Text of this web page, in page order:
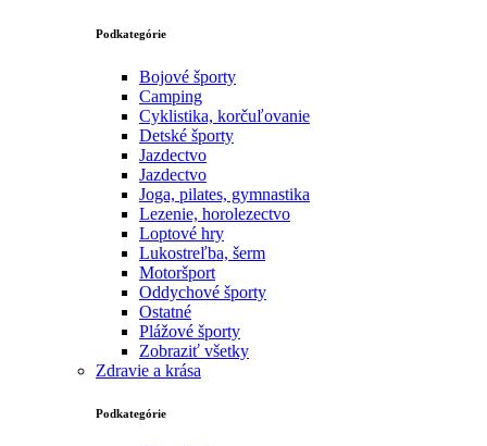
Podkategórie
Bojové športy
Camping
Cyklistika, korčuľovanie
Detské športy
Jazdectvo
Jazdectvo
Joga, pilates, gymnastika
Lezenie, horolezectvo
Loptové hry
Lukostreľba, šerm
Motoršport‎
Oddychové športy
Ostatné
Plážové športy
Zobraziť všetky
Zdravie a krása
Podkategórie